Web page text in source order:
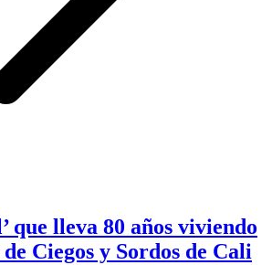
que lleva 80 años viviendo
Ciegos y Sordos de Cali